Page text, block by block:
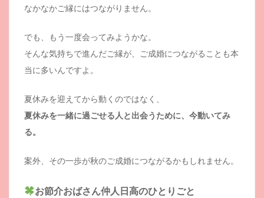
なかなかご縁にはつながりません。
でも、もう一度会ってみようかな。
そんな気持ちで進んだご縁が、ご成婚につながることも本
当に多いんですよ。
夏休みを迎えてから動くのではなく、
夏休みを一緒に過ごせる人と出会うために、今動いてみ
る。
案外、その一歩が秋のご成婚につながるかもしれません。
お節介おばさん仲人日高のひとりごと